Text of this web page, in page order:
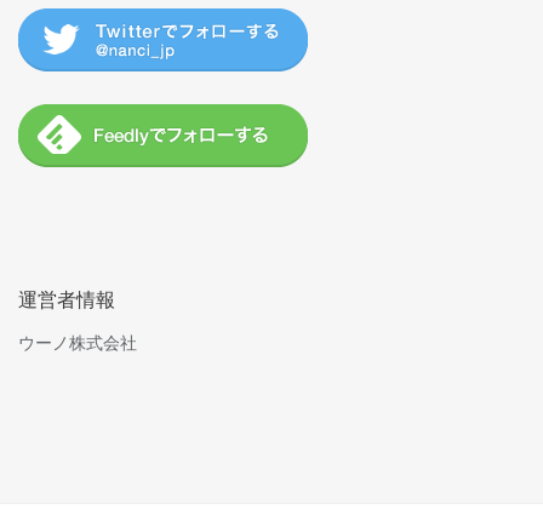
運営者情報
ウーノ株式会社